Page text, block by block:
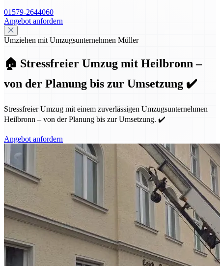
01579-2644060
Angebot anfordern
Umziehen mit Umzugsunternehmen Müller
🏠 Stressfreier Umzug mit Heilbronn –
von der Planung bis zur Umsetzung ✔️
Stressfreier Umzug mit einem zuverlässigen Umzugsunternehmen
Heilbronn – von der Planung bis zur Umsetzung. ✔️
Angebot anfordern